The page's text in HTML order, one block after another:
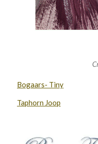
Bogaars- Tiny
Taphorn Joop